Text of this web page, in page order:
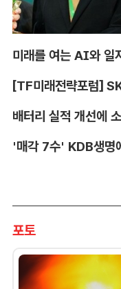
배터리 실적 개선에
포토